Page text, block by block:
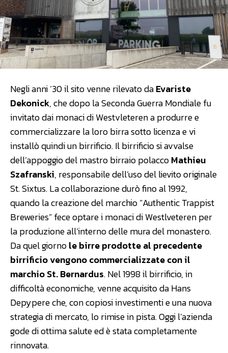
Negli anni ’30 il sito venne rilevato daEvariste
Dekonick, che dopo la Seconda Guerra Mondiale fu
invitato dai monaci di Westvleteren a produrre e
commercializzare la loro birra sotto licenza e vi
installò quindi un birrificio. Il birrificio si avvalse
dell’appoggio del mastro birraio polaccoMathieu
Szafranski, responsabile dell’uso del lievito originale
St. Sixtus. La collaborazione durò fino al 1992,
quando la creazione del marchio “Authentic Trappist
Breweries” fece optare i monaci di Westlveteren per
la produzione all’interno delle mura del monastero.
Da quel giornole birre prodotte al precedente
birrificio vengono commercializzate con il
marchio St. Bernardus. Nel 1998 il birrificio, in
difficoltà economiche, venne acquisito da Hans
Depypere che, con copiosi investimenti e una nuova
strategia di mercato, lo rimise in pista. Oggi l’azienda
gode di ottima salute ed è stata completamente
rinnovata.